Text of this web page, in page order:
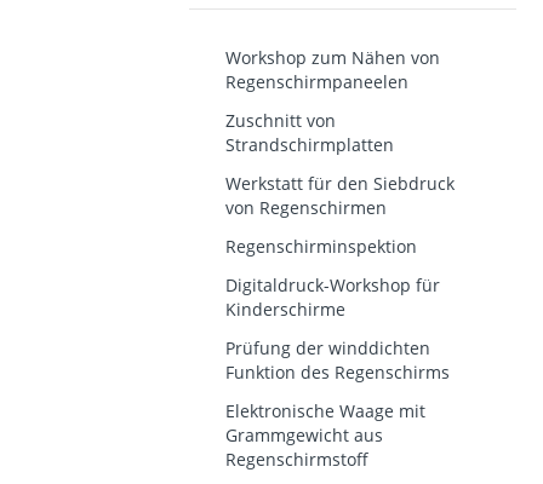
Workshop zum Nähen von
Regenschirmpaneelen
Zuschnitt von
Strandschirmplatten
Werkstatt für den Siebdruck
von Regenschirmen
Regenschirminspektion
Digitaldruck-Workshop für
Kinderschirme
Prüfung der winddichten
Funktion des Regenschirms
Elektronische Waage mit
Grammgewicht aus
Regenschirmstoff